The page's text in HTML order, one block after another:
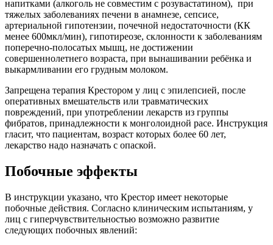
напитками (алкоголь не совместим с розувастатином), при
тяжелых заболеваниях печени в анамнезе, сепсисе,
артериальной гипотензии, почечной недостаточности (КК
менее 600мкл/мин), гипотиреозе, склонности к заболеваниям
поперечно-полосатых мышц, не достижении
совершеннолетнего возраста, при вынашивании ребёнка и
выкармливании его грудным молоком.
Запрещена терапия Крестором у лиц с эпилепсией, после
оперативных вмешательств или травматических
повреждений, при употреблении лекарств из группы
фибратов, принадлежности к монголоидной расе. Инструкция
гласит, что пациентам, возраст которых более 60 лет,
лекарство надо назначать с опаской.
Побочные эффекты
В инструкции указано, что Крестор имеет некоторые
побочные действия. Согласно клиническим испытаниям, у
лиц с гиперчувствительностью возможно развитие
следующих побочных явлений: